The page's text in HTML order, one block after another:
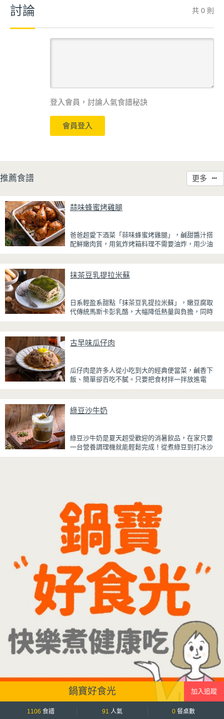
討論 共 0 則
登入會員，討論人氣食譜秘訣
會員登入
推薦食譜 更多
蒜味蜂蜜烤雞腿
爸爸超愛下酒菜「蒜味蜂蜜烤雞腿」，鹹甜醬汁搭
配鮮嫩肉質，用氣炸烤箱料理不需要油炸，用少油
入氣炸烤箱烘烤，免油炸也能烤出外皮金黃微酥、
配冰涼啤酒更是絕配！無論是父親節、聚會或宵夜
時光，在家就能輕鬆端出美味下酒菜。
抹茶豆乳提拉米蘇
日系輕盈系甜點「抹茶豆乳提拉米蘇」，嫩豆腐取
代傳統馬斯卡彭乳酪，大幅降低熱量與負擔，同時
厚重，搭配帶微苦茶香的抹茶與香氣濃郁的黃豆
粉，甜而不膩，層次更加豐富。
吃到淡淡的茶香。相較於傳統提拉米蘇，這款更清
爽、更低負擔，無論是下午茶、飯後甜點，或是正
古早味瓜仔肉
瓜仔肉是許多人從小吃到大的經典便當菜，鹹香下
飯、簡單卻百吃不膩。只要把食材拌一拌放進電
蒸好的瓜仔肉鮮嫩多汁，絞肉吸飽脆瓜醬汁的甘甜
滿濃濃古早味，帶便當、配稀飯、配白飯都好吃，
讓人忍不住多扒好幾口飯，是一道簡單又美味的經
綠豆沙牛奶
綠豆沙牛奶是夏天超受歡迎的消暑飲品，在家只要
一台營養調理機就能輕鬆完成！從煮綠豆到打冰沙
炎夏日一定要喝一杯！
鍋寶好食光
1106 食譜 91 人氣 0 餐桌數